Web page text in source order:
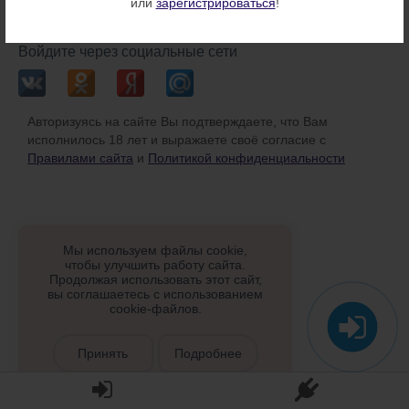
Войдите через социальные сети
Авторизуясь на сайте Вы подтверждаете, что Вам
исполнилось 18 лет и выражаете своё согласие с
Правилами сайта и Политикой конфиденциальности
Мы используем файлы cookie,
чтобы улучшить работу сайта.
Продолжая использовать этот сайт,
вы соглашаетесь с использованием
cookie-файлов.
Принять Подробнее